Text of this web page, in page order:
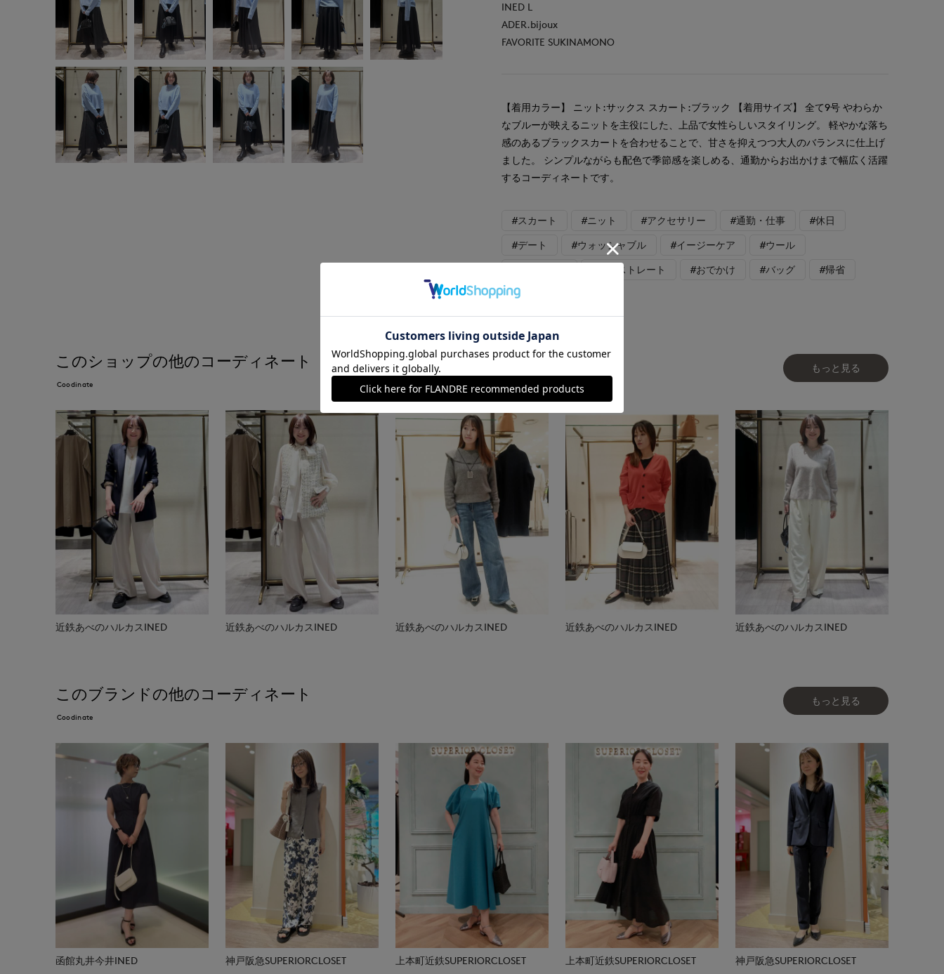
INED L
ADER.bijoux
FAVORITE SUKINAMONO
【着用カラー】 ニット:サックス スカート:ブラック 【着用サイズ】 全て9号 やわらか
なブルーが映えるニットを主役にした、上品で女性らしいスタイリング。 軽やかな落ち
感のあるブラックスカートを合わせることで、甘さを抑えつつ大人のバランスに仕上げ
ました。 シンプルながらも配色で季節感を楽しめる、通勤からお出かけまで幅広く活躍
するコーディネートです。
#スカート #ニット #アクセサリー #通勤・仕事 #休日
#デート #ウォッシャブル #イージーケア #ウール
#骨格ストレート #おでかけ #バッグ #帰省
このショップの他のコーディネート
Coodinate
もっと見る
近鉄あべのハルカスINED 近鉄あべのハルカスINED 近鉄あべのハルカスINED 近鉄あべのハルカスINED 近鉄あべのハルカスINED
このブランドの他のコーディネート
Coodinate
もっと見る
函館丸井今井INED 神戸阪急SUPERIORCLOSET 上本町近鉄SUPERIORCLOSET 上本町近鉄SUPERIORCLOSET 神戸阪急SUPERIORCLOSET